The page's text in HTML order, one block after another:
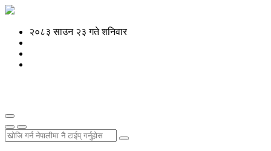
२०८३ साउन २३ गते शनिवार